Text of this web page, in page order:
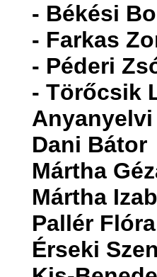
- Békési
- Farkas
- Péderi
- Törőcsik
Dani Bátor
Mártha
Mártha
Pallér Flóra
Érseki